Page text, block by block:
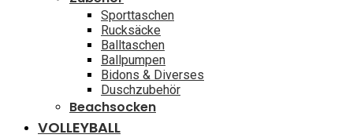
Sporttaschen
Rucksäcke
Balltaschen
Ballpumpen
Bidons & Diverses
Duschzubehör
Beachsocken
VOLLEYBALL